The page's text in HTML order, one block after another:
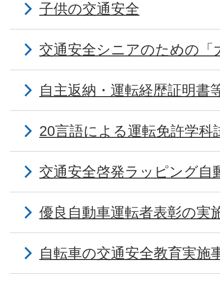
子供の交通安全
交通安全シニアのための「
自主返納・運転経歴証明書
20言語による運転免許学科
交通安全啓発ラッピング自
優良自動車運転者表彰の実
自転車の交通安全教育実施